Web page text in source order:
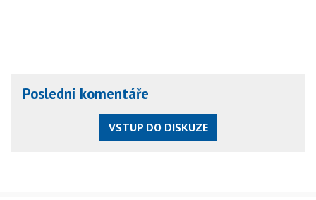
Poslední komentáře
VSTUP DO DISKUZE